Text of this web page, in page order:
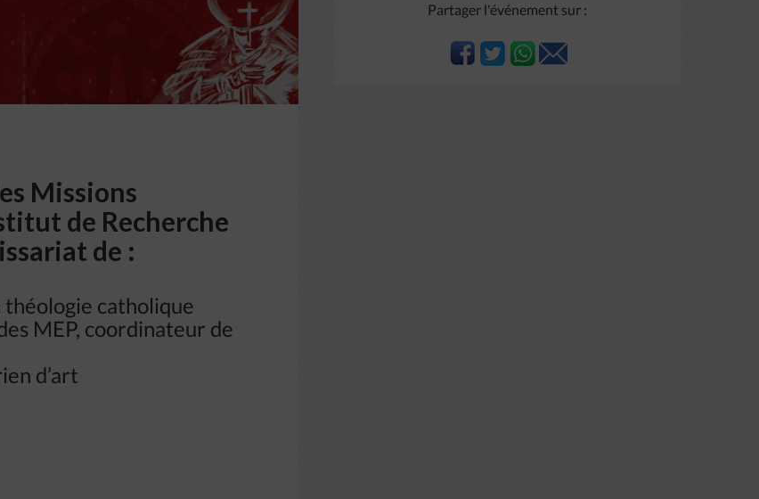
Missions
de Recherche
de :
catholique
MEP, coordinateur de
d’art
Partager l'événement sur :